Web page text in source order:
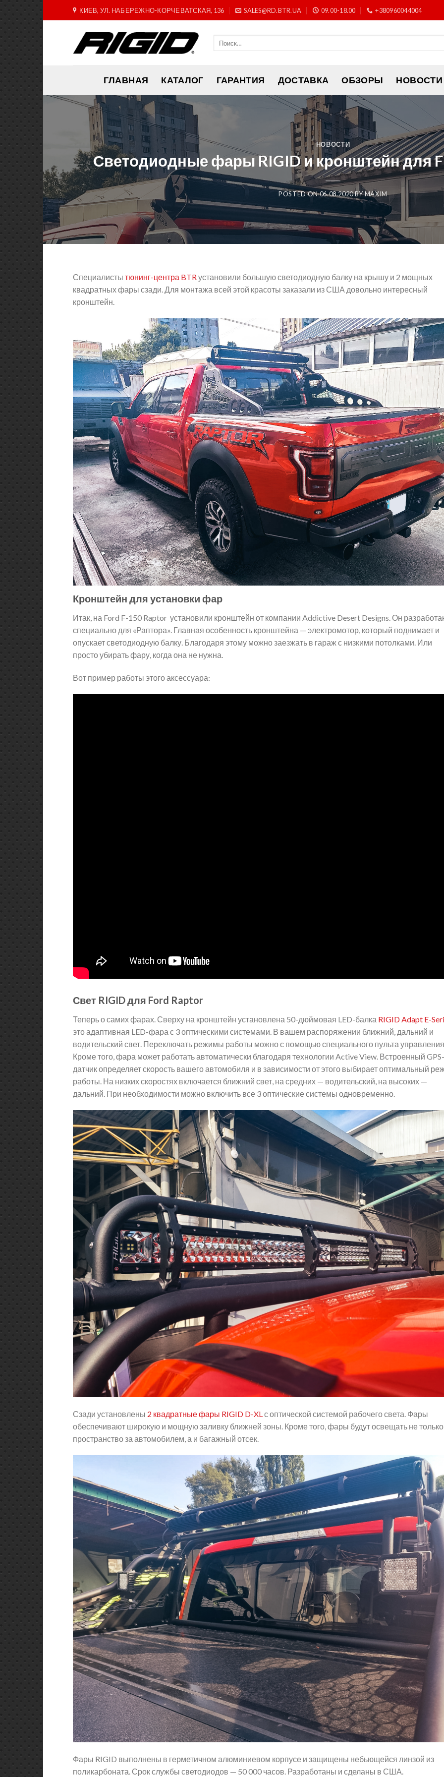
to
КИЕВ, УЛ. НАБЕРЕЖНО-КОРЧЕВАТСКАЯ, 136 SALES@RD.BTR.UA 09.00-18.00 +380960044004
ГЛАВНАЯ КАТАЛОГ ГАРАНТИЯ ДОСТАВКА ОБЗОРЫ НОВОСТИ
НОВОСТИ
Светодиодные фары RIGID и кронштейн для
POSTED ON06.08.2020BYMAXIM
Специалисты тюнинг-центра BTRустановили большую светодиодную балку на крышу и 2 мощных
квадратных фары сзади. Для монтажа всей этой красоты заказали из США довольно интересный
кронштейн.
Кронштейн для установки фар
Итак, на Ford F-150 Raptor установили кронштейн от компании Addictive Desert Designs. Он
специально для «Раптора». Главная особенность кронштейна — электромотор, который поднимает и
опускает светодиодную балку. Благодаря этому можно заезжать в гараж с низкими потолками. Или
просто убирать фару, когда она не нужна.
Вот пример работы этого аксессуара:
Свет RIGID для Ford Raptor
Теперь о самих фарах. Сверху на кронштейн установлена 50-дюймовая LED-балка RIGID Adapt E-
это адаптивная LED-фара с 3 оптическими системами. В вашем распоряжении ближний, дальний и
водительский свет. Переключать режимы работы можно с помощью специального пульта
Кроме того, фара может работать автоматически благодаря технологии Active View. Встроенный GPS-
датчик определяет скорость вашего автомобиля и в зависимости от этого выбирает оптимальный
работы. На низких скоростях включается ближний свет, на средних — водительский, на высоких —
дальний. При необходимости можно включить все 3 оптические системы одновременно.
Сзади установлены 2 квадратные фары RIGID D-XLс оптической системой рабочего света. Фары
обеспечивают широкую и мощную заливку ближней зоны. Кроме того, фары будут освещать не только
пространство за автомобилем, а и багажный отсек.
Фары RIGID выполнены в герметичном алюминиевом корпусе и защищены небьющейся линзой из
поликарбоната. Срок службы светодиодов — 50 000 часов. Разработаны и сделаны в США.